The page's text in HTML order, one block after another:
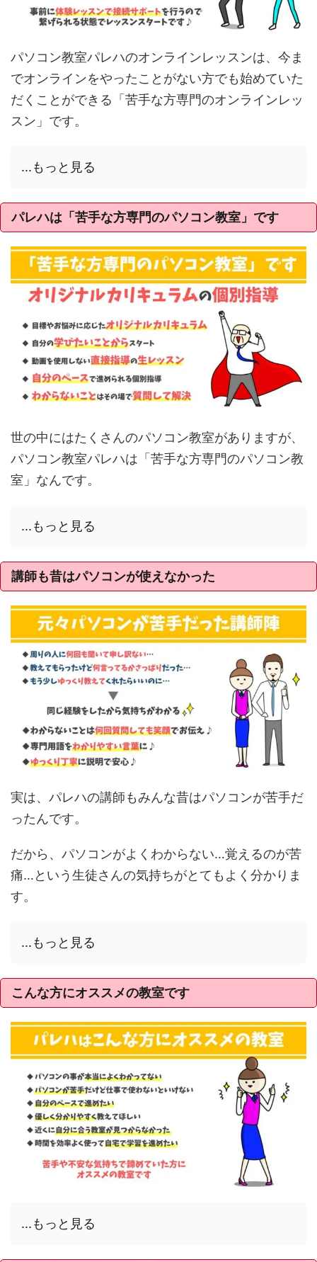
パソコン教室パレハのオンラインレッスンは、今ま
でオンラインをやったことがない方でも始めていた
だくことができる「苦手な方専門のオンラインレッ
スン」です。
...もっと見る
パレハは「苦手な方専門のパソコン教室」です
世の中にはたくさんのパソコン教室がありますが、
パソコン教室パレハは「苦手な方専門のパソコン教
室」なんです。
...もっと見る
講師も昔はパソコンが使えなかった
実は、パレハの講師もみんな昔はパソコンが苦手だ
ったんです。
だから、パソコンがよくわからない…覚えるのが苦
痛…という生徒さんの気持ちがとてもよく分かりま
す。
...もっと見る
こんな方にオススメの教室です
...もっと見る